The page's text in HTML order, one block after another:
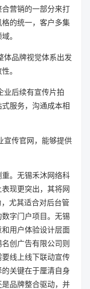
合营销的一部分来打
的统一，客户多集
。
品牌视觉体系出发
。
后续有宣传片拍
服务，沟通成本相
传官网，能够提供
。无锡禾沐网络科
现更突出，其将网
尤其适合对后台管
字门户项目。无锡
用户体验设计层面
创广告有限公司则
线上线下联动宣传
关键在于厘清自身
品牌整合驱动，并